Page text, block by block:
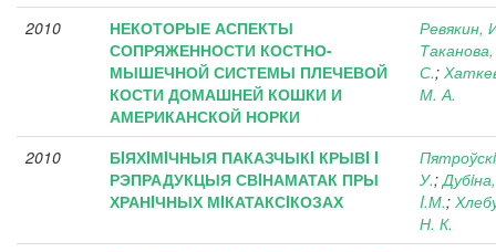
2010
НЕКОТОРЫЕ АСПЕКТЫ
СОПРЯЖЕННОСТИ КОСТНО-
МЫШЕЧНОЙ СИСТЕМЫ ПЛЕЧЕВОЙ
КОСТИ ДОМАШНЕЙ КОШКИ И
АМЕРИКАНСКОЙ НОРКИ
Ревякин,
С.;
М. А.
2010
БIЯХIМIЧНЫЯ ПАКАЗЧЫКI КРЫВI I
РЭПРАДУКЦЫЯ СВIНАМАТАК ПРЫ
ХРАНIЧНЫХ МIКАТАКСIКОЗАХ
У.;Дубiна,
I.М.;
Н. К.